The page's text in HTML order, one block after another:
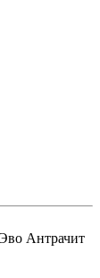
Антрачит